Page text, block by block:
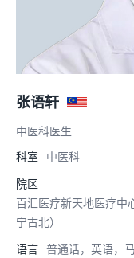
张语轩
中医科医生
科室 中医科
院区
百汇医疗新天地医疗中
宁古北）
语言 普通话，英语，